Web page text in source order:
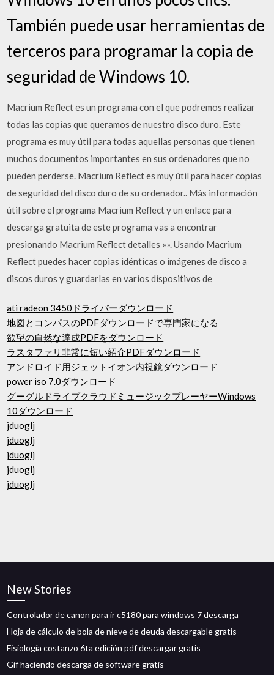
También puede usar herramientas de
terceros para programar la copia de
seguridad de Windows 10.
Macrium Reflect es un programa con el que podremos realizar
todas las copias que queramos de nuestro disco duro. Este
programa es muy útil para todas aquellas personas que tienen
muchos documentos importantes en sus ordenadores que no
pueden perderse. Macrium Reflect es muy útil para hacer copias
de seguridad del disco duro de su ordenador.. Más información
útil sobre el programa Macrium Reflect y un enlace para
descarga gratuita de este programa vas a encontrar
presionando Macrium Reflect detalles »». Usando Macrium
Reflect puedes hacer copias idénticas o imágenes de disco a
discos duros y guardarlas en varios dispositivos de
ati radeon 3450ドライバーダウンロード
地図とコンパスのPDFダウンロードで専門家になる
欲望の自然な達成PDFをダウンロード
ラスタファリ非常に短い紹介PDFダウンロード
アンドロイド用ジェットイオン内視鏡ダウンロード
power iso 7.0ダウンロード
グーグルドライブクラウドミュージックプレーヤーWindows
10ダウンロード
jduoglj
jduoglj
jduoglj
jduoglj
jduoglj
New Stories
Controlador de canon para ir c5180 para windows 7 descarga
Hoja de cálculo de bola de nieve de deuda descargable gratis
Fisiología costanzo 6ta edición pdf descargar gratis
Gif haciendo descarga de software gratis